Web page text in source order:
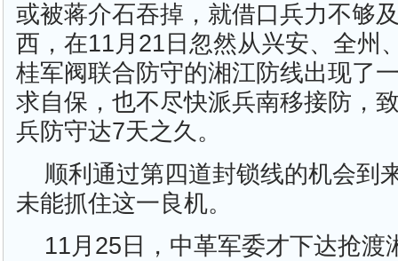
或被蒋介石吞掉，就借口兵力不够
西，在11月21日忽然从兴安、全州
桂军阀联合防守的湘江防线出现了
求自保，也不尽快派兵南移接防，
兵防守达7天之久。
顺利通过第四道封锁线的机会到
未能抓住这一良机。
11月25日，中革军委才下达抢渡